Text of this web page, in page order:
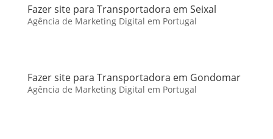
Fazer site para Transportadora em Seixal
Agência de Marketing Digital em Portugal
Fazer site para Transportadora em Gondomar
Agência de Marketing Digital em Portugal